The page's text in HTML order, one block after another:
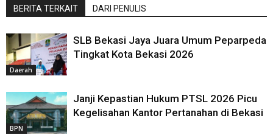
BERITA TERKAIT DARI PENULIS
Daerah
SLB Bekasi Jaya Juara Umum Peparpeda
Tingkat Kota Bekasi 2026
BPN
Janji Kepastian Hukum PTSL 2026 Picu
Kegelisahan Kantor Pertanahan di Bekasi